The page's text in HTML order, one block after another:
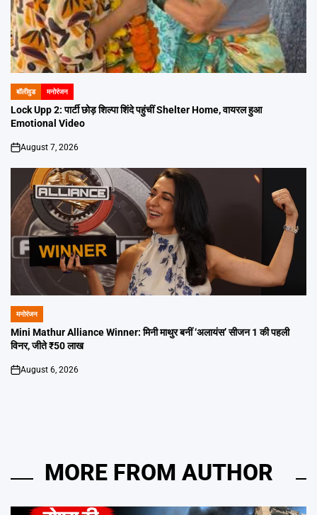
POSTED
IN
बॉलीवुड मनोरंजन
Lock Upp 2: पार्टी छोड़ शिल्पा शिंदे पहुंचीं Shelter Home, वायरल हुआ
Emotional Video
on
August 7, 2026
POSTED
IN
मनोरंजन
Mini Mathur Alliance Winner: मिनी माथुर बनीं ‘अलायंस’ सीजन 1 की पहली
विनर, जीते ₹50 लाख
on
August 6, 2026
MORE FROM AUTHOR